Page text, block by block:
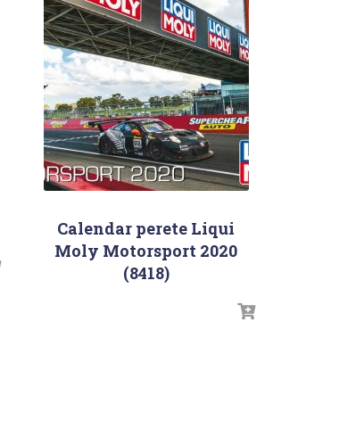
Calendar perete Liqui
Moly Motorsport 2020
(8418)